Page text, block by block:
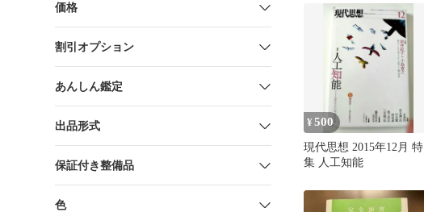
価格
割引オプション
あんしん鑑定
出品形式
保証付き整備品
色
¥500
現代思想 2015年12月 特
集 人工知能